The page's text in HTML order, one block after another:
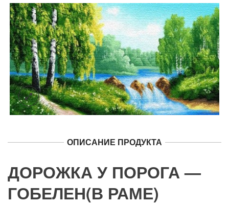
ОПИСАНИЕ ПРОДУКТА
ДОРОЖКА У ПОРОГА —
ГОБЕЛЕН(В РАМЕ)